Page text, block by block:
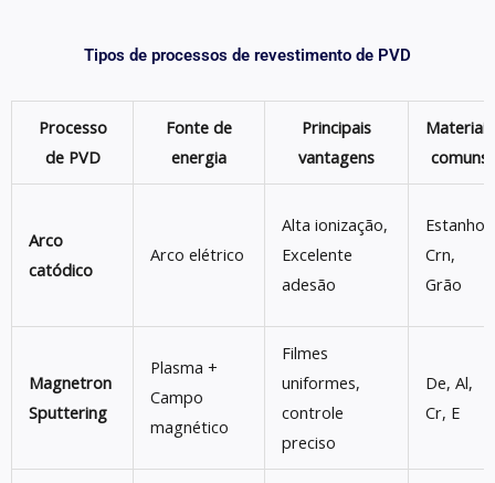
Tipos de processos de revestimento de PVD
Processo
de PVD
Fonte de
energia
Principais
vantagens
Materiais
comuns
Arco
catódico
Arco elétrico
Alta ionização,
Excelente
adesão
Estanho,
Crn,
Grão
Magnetron
Sputtering
Plasma +
Campo
magnético
Filmes
uniformes,
controle
preciso
De, Al,
Cr, E